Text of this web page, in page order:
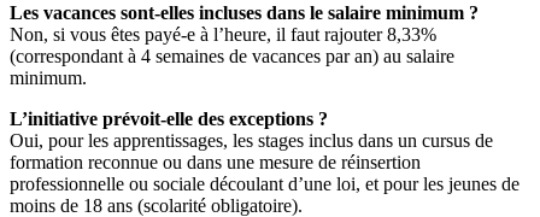
Les vacances sont-elles incluses dans le salaire minimum ?
Non, si vous êtes payé-e à l’heure, il faut rajouter 8,33%
(correspondant à 4 semaines de vacances par an) au salaire
minimum.
L’initiative prévoit-elle des exceptions ?
Oui, pour les apprentissages, les stages inclus dans un cursus de
formation reconnue ou dans une mesure de réinsertion
professionnelle ou sociale découlant d’une loi, et pour les jeunes de
moins de 18 ans (scolarité obligatoire).